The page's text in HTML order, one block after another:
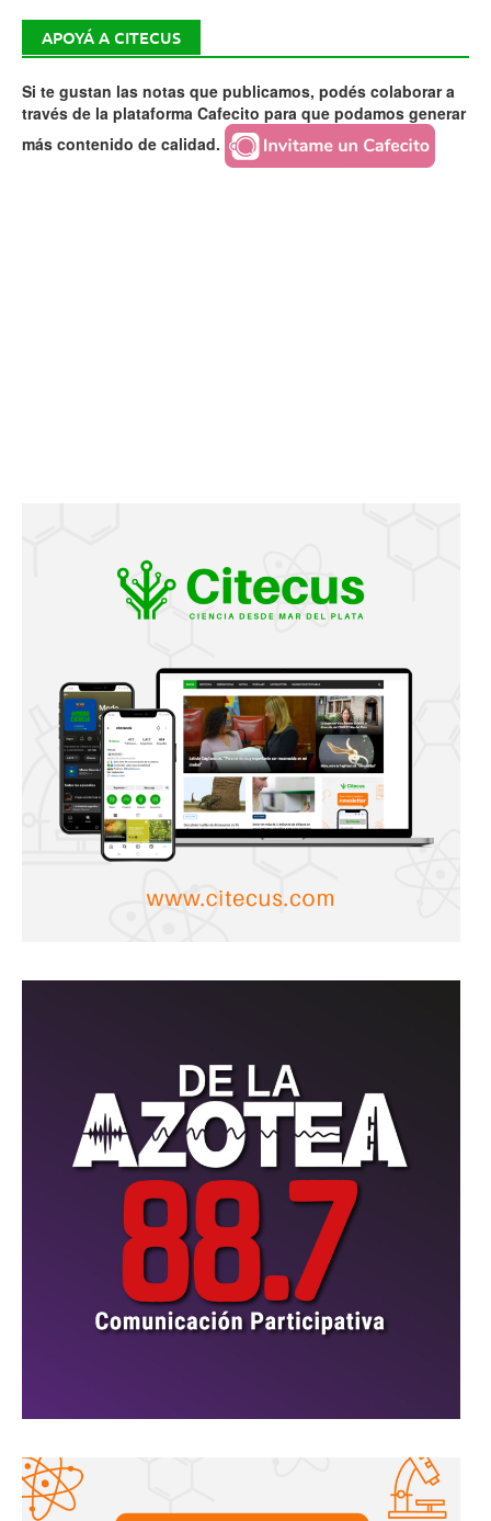
APOYÁ A CITECUS
Si te gustan las notas que publicamos, podés colaborar a
través de la plataforma Cafecito para que podamos generar
más contenido de calidad.